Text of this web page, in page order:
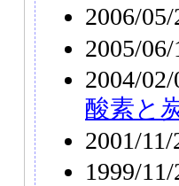
2006/
2005/
2004/
酸素と
2001/11/
1999/